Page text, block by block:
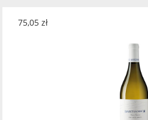
75,05 zł